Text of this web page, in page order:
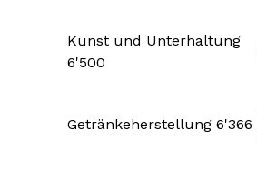
Kunst und Unterhaltung
6'500
Getränkeherstellung 6'366